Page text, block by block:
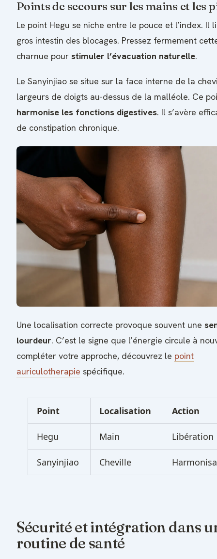
Points de secours sur les mains et les
Le point Hegu se niche entre le pouce et l’index. Il
gros intestin des blocages. Pressez fermement
charnue pour stimuler l’évacuation naturelle.
Le Sanyinjiao se situe sur la face interne de la
largeurs de doigts au-dessus de la malléole. Ce
harmonise les fonctions digestives. Il s’avère
de constipation chronique.
Une localisation correcte provoque souvent une
lourdeur. C’est le signe que l’énergie circule à
compléter votre approche, découvrez le point
auriculotherapie spécifique.
Point Localisation Action
Hegu Main Libération
Sanyinjiao Cheville
Sécurité et intégration dans
routine de santé